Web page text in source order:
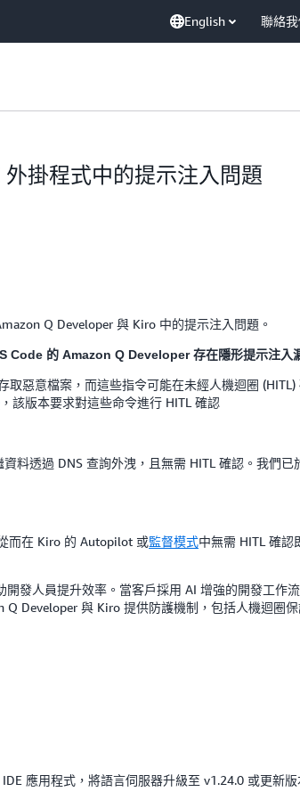
English 聯絡我
掛程式中的提示注入問題
Q Developer 與 Kiro 中的提示注入問題。
Code 的 Amazon Q Developer 存在隱形提示注入
惡意檔案，而這些指令可能在未經人機迴圈
，該版本要求對這些命令進行 HITL 確認
料透過 DNS 查詢外洩，且無需 HITL 確認。我們
而在 Kiro 的 Autopilot 或監督模式中無需 HITL 確認
發人員提升效率。當客戶採用 AI 增強的開發工作
Developer 與 Kiro 提供防護機制，包括人機迴圈
應用程式，將語言伺服器升級至 v1.24.0 或更新